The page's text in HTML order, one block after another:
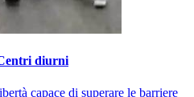
diurni
capace di superare le barriere